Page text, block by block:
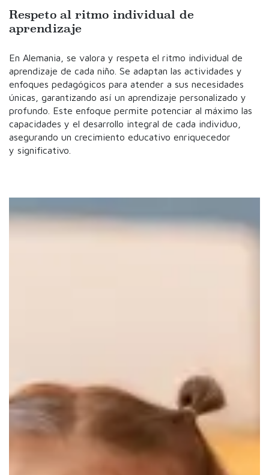
Respeto al ritmo individual de
aprendizaje
En Alemania, se valora y respeta el ritmo individual de
aprendizaje de cada niño. Se adaptan las actividades y
enfoques pedagógicos para atender a sus necesidades
únicas, garantizando así un aprendizaje personalizado y
profundo. Este enfoque permite potenciar al máximo las
capacidades y el desarrollo integral de cada individuo,
asegurando un crecimiento educativo enriquecedor
y significativo.